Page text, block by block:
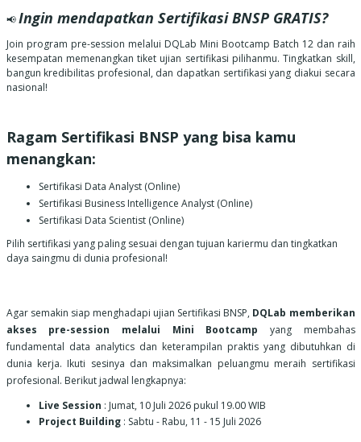
📢Ingin mendapatkan Sertifikasi BNSP GRATIS?
Join program pre-session melalui DQLab Mini Bootcamp Batch 12 dan raih
kesempatan memenangkan tiket ujian sertifikasi pilihanmu. Tingkatkan skill,
bangun kredibilitas profesional, dan dapatkan sertifikasi yang diakui secara
nasional!
Ragam Sertifikasi BNSP yang bisa kamu
menangkan:
Sertifikasi Data Analyst (Online)
Sertifikasi Business Intelligence Analyst (Online)
Sertifikasi Data Scientist (Online)
Pilih sertifikasi yang paling sesuai dengan tujuan kariermu dan tingkatkan
daya saingmu di dunia profesional!
Agar semakin siap menghadapi ujian Sertifikasi BNSP, DQLab memberikan
akses pre-session melalui Mini Bootcamp yang membahas
fundamental data analytics dan keterampilan praktis yang dibutuhkan di
dunia kerja. Ikuti sesinya dan maksimalkan peluangmu meraih sertifikasi
profesional. Berikut jadwal lengkapnya:
Live Session : Jumat, 10 Juli 2026 pukul 19.00 WIB
Project Building : Sabtu - Rabu, 11 - 15 Juli 2026